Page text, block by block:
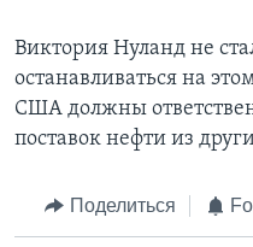
Виктория Нуланд не
останавливаться на
США должны
поставок нефти из
Поделиться